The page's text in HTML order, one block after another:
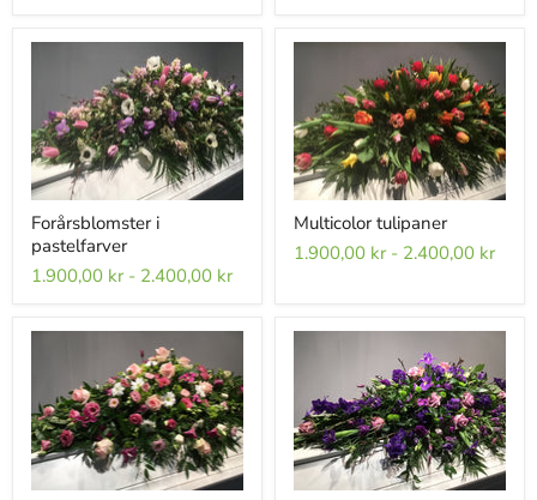
Forårsblomster i
pastelfarver
1.900,00 kr- 2.400,00 kr
Multicolor tulipaner
1.900,00 kr- 2.400,00 kr